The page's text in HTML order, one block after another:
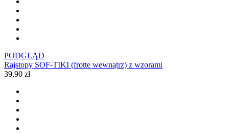
PODGLĄD
Rajstopy SOF-TIKI (frotte wewnątrz) z wzorami
39,90 zł